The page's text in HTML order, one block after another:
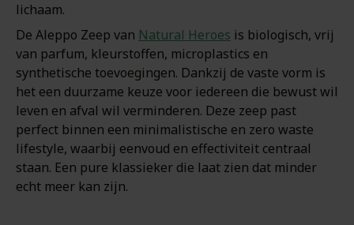
lichaam.
De Aleppo Zeep van Natural Heroes is biologisch, vrij
van parfum, kleurstoffen, microplastics en
synthetische toevoegingen. Dankzij de vaste vorm is
het een duurzame keuze voor iedereen die bewust wil
leven en afval wil verminderen. Deze zeep past
perfect binnen een minimalistische en zero waste
lifestyle, waarbij eenvoud en effectiviteit centraal
staan. Een pure klassieker die laat zien dat minder
echt meer kan zijn.